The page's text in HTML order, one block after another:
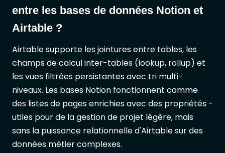
entre les bases de données Notion et
Airtable ?
Airtable supporte les jointures entre tables, les
champs de calcul inter-tables (lookup, rollup) et
les vues filtrées persistantes avec tri multi-
niveaux. Les bases Notion fonctionnent comme
des listes de pages enrichies avec des propriétés -
utiles pour de la gestion de projet légère, mais
sans la puissance relationnelle d'Airtable sur des
données métier complexes.